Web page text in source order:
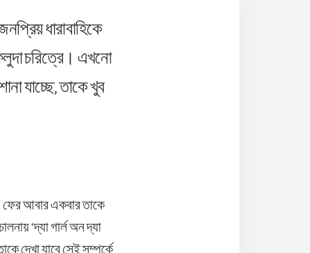
ধারাবাহিকে
চরিত্রে। এখনো
যাচ্ছে, তাকে খুব
ফের আবার একবার তাকে
‘দ্যা গার্ল অন দ্যা
দেখা যাবে সেই সম্পর্কে